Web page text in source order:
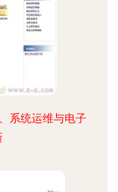
系统运维与电子